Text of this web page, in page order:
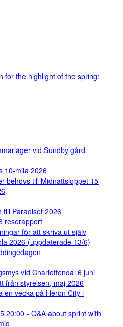
for the highlight of the spring:
vid Sundby gård
10-mila 2026
behövs till Midnattsloppet 15
till Paradiset 2026
reserapport
för att skriva ut själv
2026 (uppdaterade 13/6)
vid Charlottendal 6 juni
från styrelsen, maj 2026
en vecka på Heron City i
20:00 - Q&A about sprint with